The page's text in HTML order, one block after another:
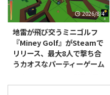
Escape』が2026年7月29日に発
売されました。価格は395円で
す。 本作は、不気味な屋敷に閉
じ込められた主人公が脱出方法を
探る、一人称視点の脱出ホラーゲ
ームです。プレイヤーはパズルを
解きながら屋敷を探索し、徘徊す
「Wicked Nuns」の目を逃れて生
2026/8/4
地雷が飛び交うミニゴルフ
『Miney Golf』がSteamで
リリース、最大8人で撃ち合
うカオスなパーティーゲーム
するPC（Steam）向けカジュア